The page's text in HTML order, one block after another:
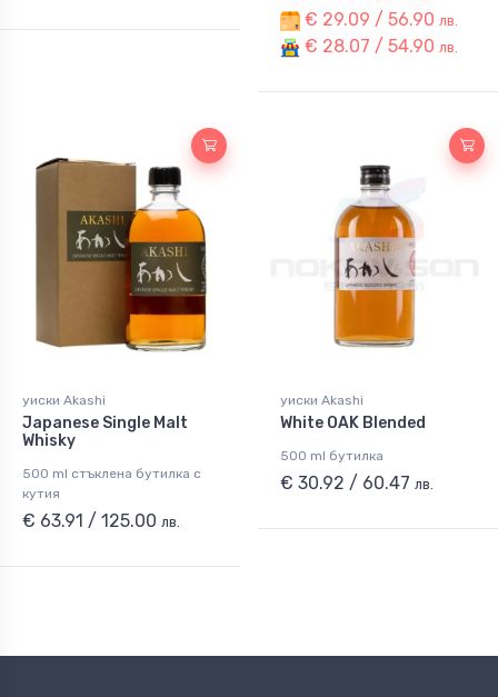
€ 29.09 / 56.90 лв.
€ 28.07 / 54.90 лв.
уиски Akashi
Japanese Single Malt
Whisky
500 ml стъклена бутилка с
кутия
€ 63.91 / 125.00 лв.
уиски Akashi
White OAK Blended
500 ml бутилка
€ 30.92 / 60.47 лв.